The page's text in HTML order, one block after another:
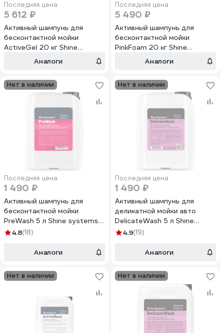
Последняя цена
5 612 ₽
Активный шампунь для
бесконтактной мойки
ActiveGel 20 кг Shine
systems SS639
Аналоги
Последняя цена
5 490 ₽
Активный шампунь для
бесконтактной мойки
PinkFoam 20 кг Shine
systems SS785
Аналоги
Нет в наличии
Последняя цена
1 490 ₽
Активный шампунь для
бесконтактной мойки
PreWash 5 л Shine systems
SS810
4.8(18)
Аналоги
Нет в наличии
Последняя цена
1 490 ₽
Активный шампунь для
деликатной мойки авто
DelicateWash 5 л Shine
systems SS644
4.9(19)
Аналоги
Нет в наличии Нет в наличии